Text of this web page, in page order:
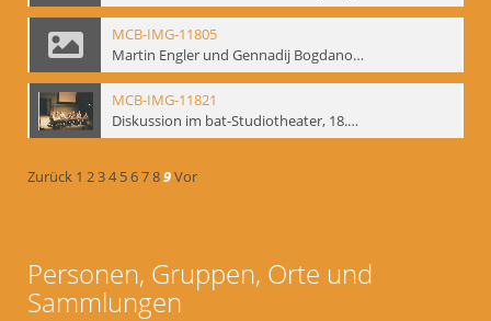
MCB-IMG-11805
Martin Engler und Gennadij Bogdanow; BM-img-113
MCB-IMG-11821
Diskussion im bat-Studiotheater, 18.09.1995; BM-img-127-3
Zurück 1 234 56789Vor
Personen, Gruppen, Orte und
Sammlungen